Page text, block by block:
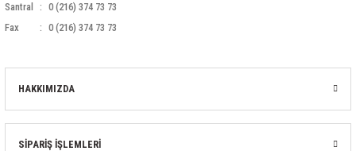
Santral
0 (216) 374 73 73
Fax
0 (216) 374 73 73
HAKKIMIZDA
SİPARİŞ İŞLEMLERİ